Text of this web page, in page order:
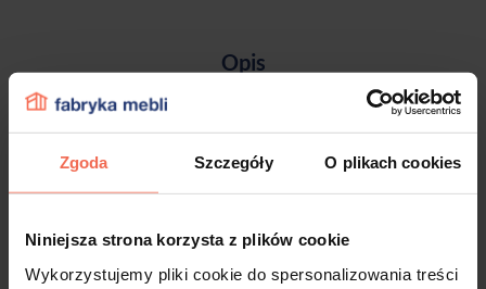
Zgoda Szczegóły O plikach cookies
Niniejsza strona korzysta z plików cookie
Wykorzystujemy pliki cookie do spersonalizowania treści
Opis
Dane techniczne
każdej kuchni. Proste linie i czarne matowe
wykończenie uchwytu pasują do różnych